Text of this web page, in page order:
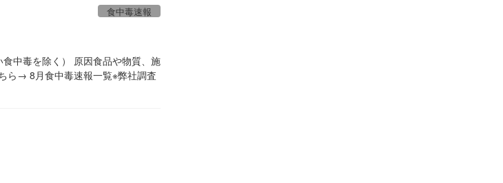
食中毒速報
中毒を除く） 原因食品や物質、施
ら→ 8月食中毒速報一覧※弊社調査